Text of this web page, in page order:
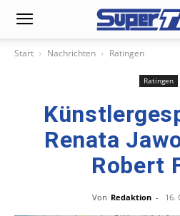
Start Nachrichten Ratingen
Ratingen
Renata
Robert
Von Redaktion - 16.